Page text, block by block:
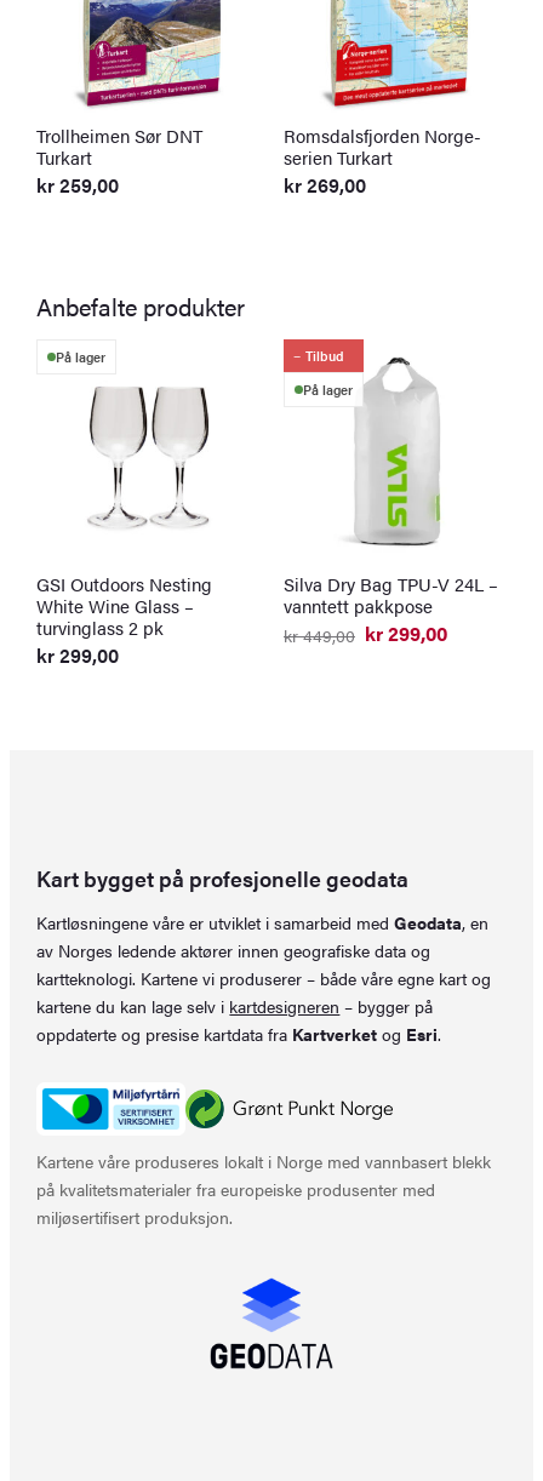
Trollheimen Sør DNT
Turkart
kr259,00
Romsdalsfjorden Norge-
serien Turkart
kr269,00
Anbefalte produkter
På lager
GSI Outdoors Nesting
White Wine Glass –
turvinglass 2 pk
kr299,00
Tilbud
På lager
Silva Dry Bag TPU-V 24L –
vanntett pakkpose
kr449,00
Opprinnelig
kr299,00
Nåværende
Kart bygget på profesjonelle geodata
Kartløsningene våre er utviklet i samarbeid medGeodata, en
av Norges ledende aktører innen geografiske data og
kartteknologi. Kartene vi produserer – både våre egne kart og
kartene du kan lage selv i kartdesigneren – bygger på
oppdaterte og presise kartdata fra Kartverket og Esri.
Kartene våre produseres lokalt i Norge med vannbasert blekk
på kvalitetsmaterialer fra europeiske produsenter med
miljøsertifisert produksjon.